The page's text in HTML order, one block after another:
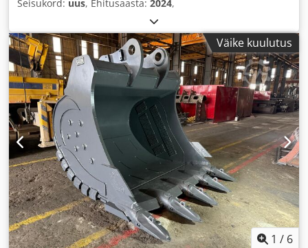
Seisukord: uus, Ehitusaasta: 2024,
Väike kuulutus
1 / 6